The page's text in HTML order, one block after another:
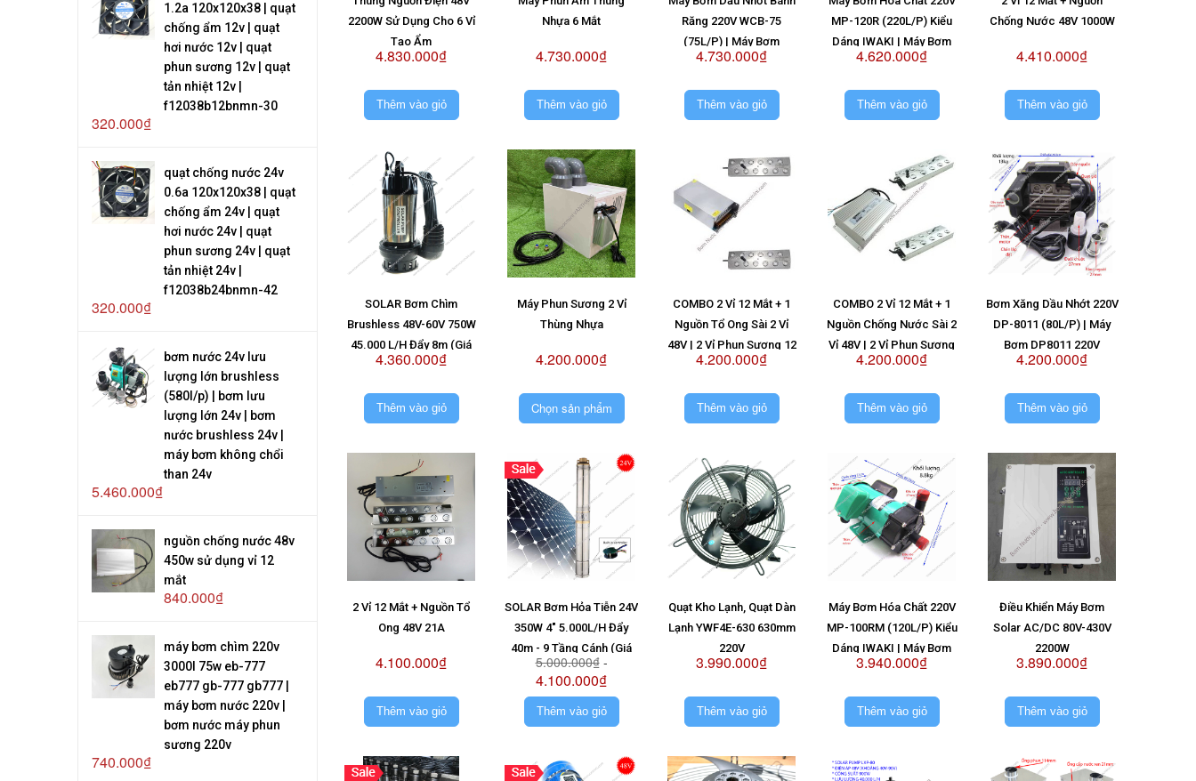
1.2a 120x120x38 | quạt
chống ẩm 12v | quạt
hơi nước 12v | quạt
phun sương 12v | quạt
tản nhiệt 12v |
f12038b12bnmn-30
320.000₫
quạt chống nước 24v
0.6a 120x120x38 | quạt
chống ẩm 24v | quạt
hơi nước 24v | quạt
phun sương 24v | quạt
tản nhiệt 24v |
f12038b24bnmn-42
320.000₫
bơm nước 24v lưu
lượng lớn brushless
(580l/p) | bơm lưu
lượng lớn 24v | bơm
nước brushless 24v |
máy bơm không chổi
than 24v
5.460.000₫
nguồn chống nước 48v
450w sử dụng vỉ 12
mắt
840.000₫
máy bơm chìm 220v
3000l 75w eb-777
eb777 gb-777 gb777 |
máy bơm nước 220v |
bơm nước máy phun
sương 220v
740.000₫
2200W Sử Dụng Cho 6 Vỉ
Tạo Ẩm
4.830.000₫
Thêm vào giỏ
Nhựa 6 Mắt
4.730.000₫
Thêm vào giỏ
Răng 220V WCB-75
(75L/P) | Máy Bơm
WCB75 220V
4.730.000₫
Thêm vào giỏ
MP-120R (220L/P) Kiểu
Dáng IWAKI | Máy Bơm
MP120R 220V
4.620.000₫
Thêm vào giỏ
Chống Nước 48V 1000W
4.410.000₫
Thêm vào giỏ
SOLAR Bơm Chìm
Brushless 48V-60V 750W
45.000 L/H Đẩy 8m (Giá
Không Pin)
4.360.000₫
Thêm vào giỏ
Máy Phun Sương 2 Vỉ
Thùng Nhựa
4.200.000₫
Chọn sản phẩm
COMBO 2 Vỉ 12 Mắt + 1
Nguồn Tổ Ong Sài 2 Vỉ
48V | 2 Vỉ Phun Sương 12
Mắt + Nguồn Tổ Ong Sài 2
4.200.000₫
Thêm vào giỏ
COMBO 2 Vỉ 12 Mắt + 1
Nguồn Chống Nước Sài 2
Vỉ 48V | 2 Vỉ Phun Sương
12 Mắt + Nguồn Chống
4.200.000₫
Thêm vào giỏ
Bơm Xăng Dầu Nhớt 220V
DP-8011 (80L/P) | Máy
Bơm DP8011 220V
4.200.000₫
Thêm vào giỏ
2 Vỉ 12 Mắt + Nguồn Tổ
Ong 48V 21A
4.100.000₫
Thêm vào giỏ
SOLAR Bơm Hỏa Tiễn 24V
350W 4" 5.000L/H Đẩy
40m - 9 Tầng Cánh (Giá
Không Pin)
5.000.000₫-
4.100.000₫
Thêm vào giỏ
Quạt Kho Lạnh, Quạt Dàn
Lạnh YWF4E-630 630mm
220V
3.990.000₫
Thêm vào giỏ
Máy Bơm Hóa Chất 220V
MP-100RM (120L/P) Kiểu
Dáng IWAKI | Máy Bơm
MP100RM 220V
3.940.000₫
Thêm vào giỏ
Điều Khiển Máy Bơm
Solar AC/DC 80V-430V
2200W
3.890.000₫
Thêm vào giỏ